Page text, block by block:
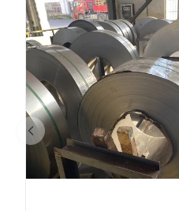
A276 스테인레스 스틸 라
316L, 301, 310S 및 410L을
조됩니다. 이 다용도 소재는
조, 공구 부품 및 일반 엔지니